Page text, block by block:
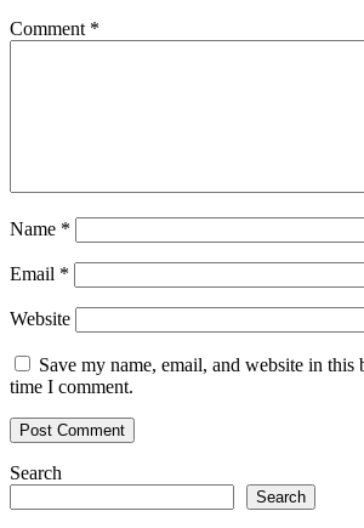
Comment *
Name *
Email *
Website
Save my name, email, and website in this
time I comment.
Search
Search